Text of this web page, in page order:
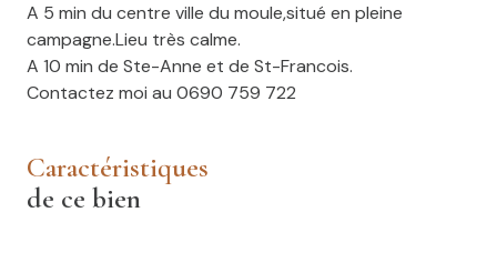
A 5 min du centre ville du moule,situé en pleine
campagne.Lieu très calme.
A 10 min de Ste-Anne et de St-Francois.
Contactez moi au 0690 759 722
caractéristiques
de ce bien